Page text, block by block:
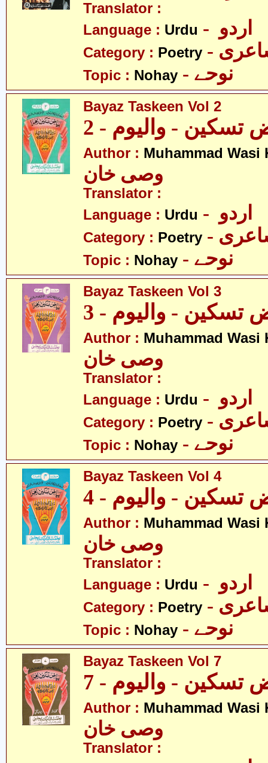
Translator :
Language : Urdu
Category : Poetry
Topic : Nohay
Bayaz Taskeen Vol 2
تسکین - والیوم - 2
Author : Muhammad Wasi
وصی خان
Translator :
Language : Urdu
Category : Poetry
Topic : Nohay
Bayaz Taskeen Vol 3
تسکین - والیوم - 3
Author : Muhammad Wasi
وصی خان
Translator :
Language : Urdu
Category : Poetry
Topic : Nohay
Bayaz Taskeen Vol 4
تسکین - والیوم - 4
Author : Muhammad Wasi
وصی خان
Translator :
Language : Urdu
Category : Poetry
Topic : Nohay
Bayaz Taskeen Vol 7
تسکین - والیوم - 7
Author : Muhammad Wasi
وصی خان
Translator :